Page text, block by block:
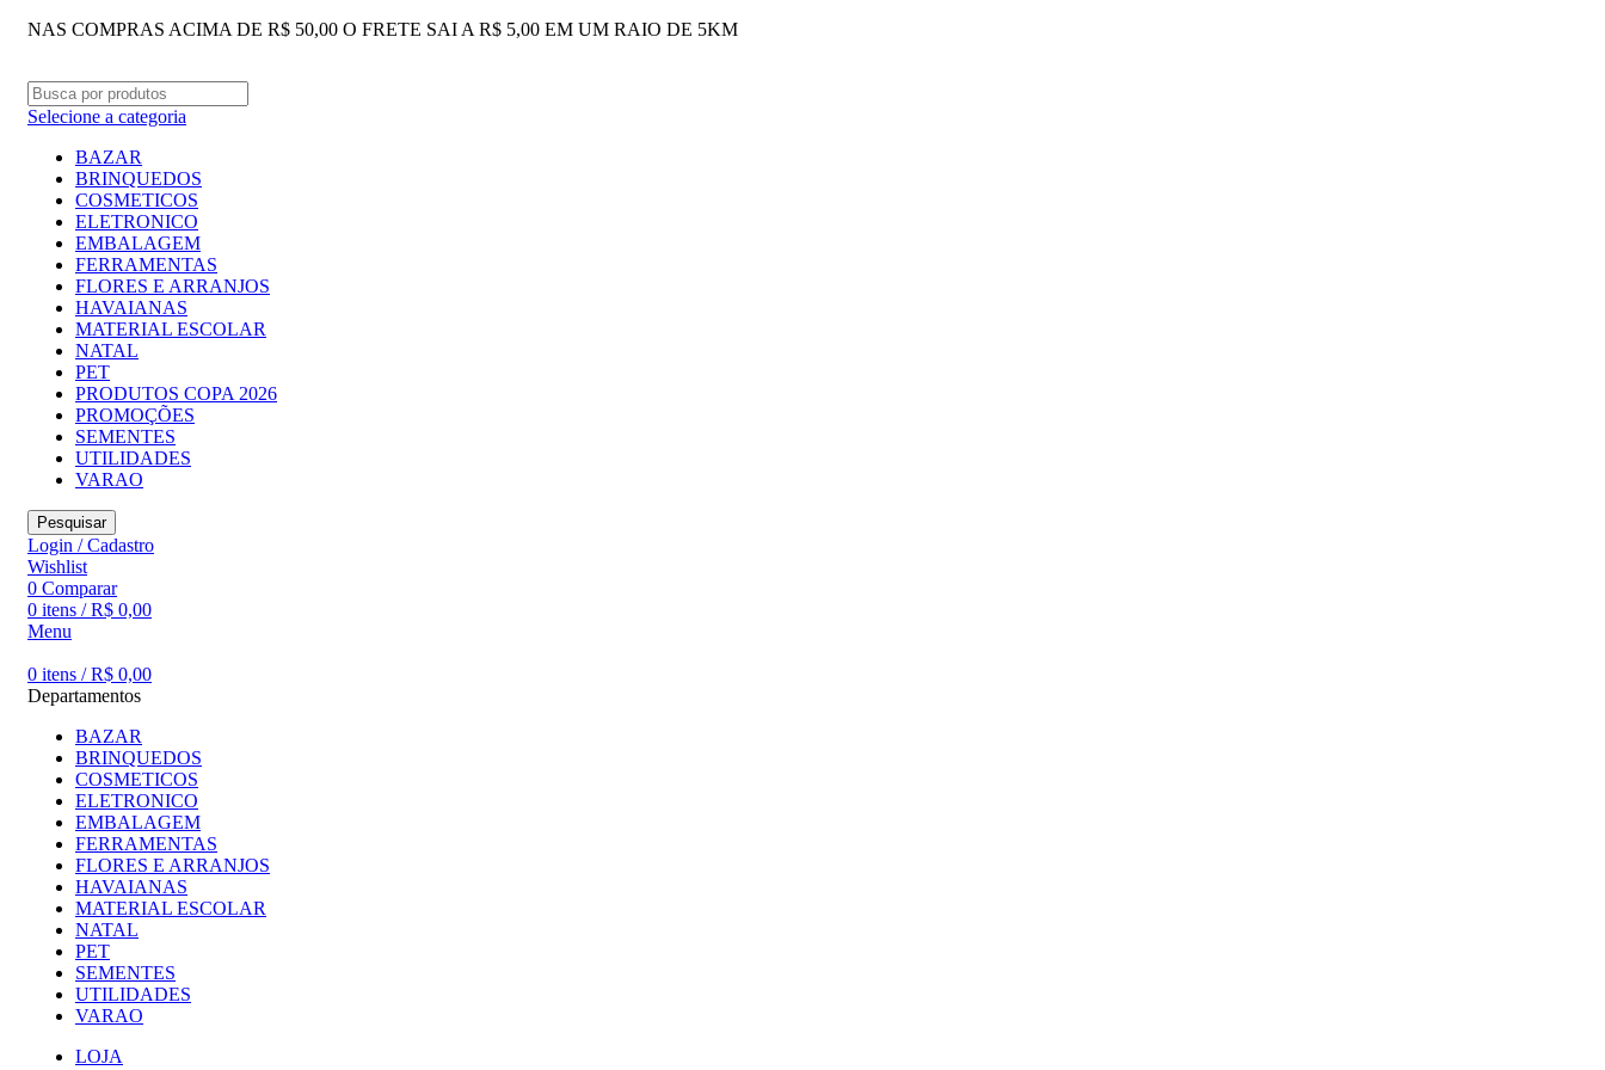
NAS COMPRAS ACIMA DE R$ 50,00 O FRETE SAI A R$ 5,00 EM UM RAIO DE 5KM
Selecione a categoria
BAZAR
BRINQUEDOS
COSMETICOS
ELETRONICO
EMBALAGEM
FERRAMENTAS
FLORES E ARRANJOS
HAVAIANAS
MATERIAL ESCOLAR
NATAL
PET
PRODUTOS COPA 2026
PROMOÇÕES
SEMENTES
UTILIDADES
VARAO
Pesquisar
Login / Cadastro
Wishlist
0 Comparar
0 itens / R$ 0,00
Menu
0 itens / R$ 0,00
Departamentos
BAZAR
BRINQUEDOS
COSMETICOS
ELETRONICO
EMBALAGEM
FERRAMENTAS
FLORES E ARRANJOS
HAVAIANAS
MATERIAL ESCOLAR
NATAL
PET
SEMENTES
UTILIDADES
VARAO
LOJA